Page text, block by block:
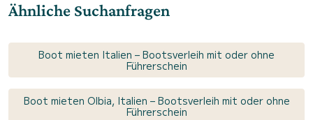
Ähnliche Suchanfragen
Boot mieten Italien – Bootsverleih mit oder ohne
Führerschein
Boot mieten Olbia, Italien – Bootsverleih mit oder ohne
Führerschein